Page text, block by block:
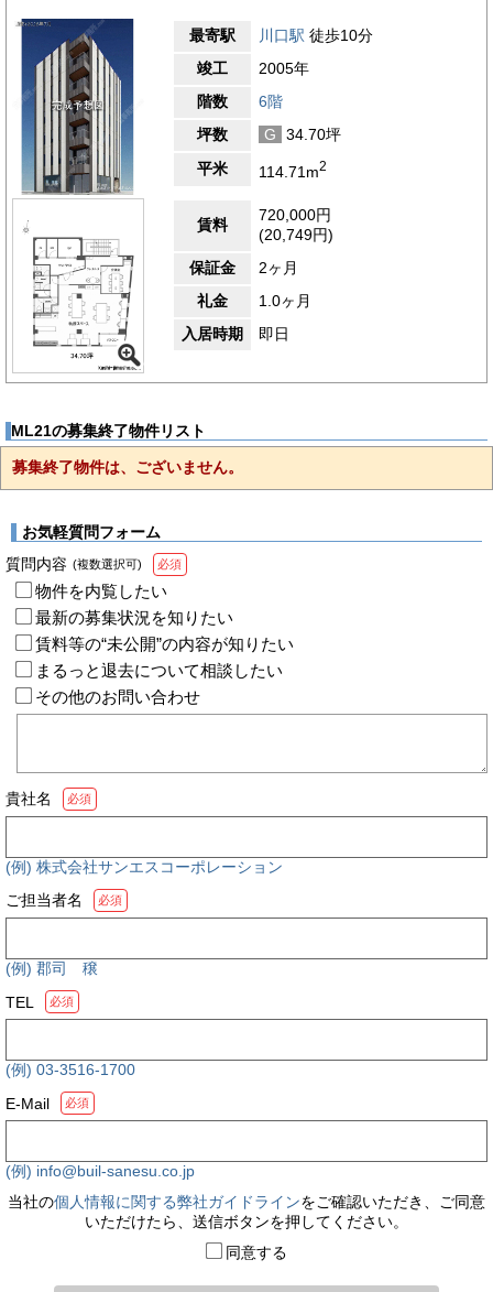
最寄駅 川口駅 徒歩10分
竣工
2005年
階数
6階
坪数
G
34.70坪
平米
114.71m2
賃料
720,000円
(20,749円)
保証金
2ヶ月
礼金
1.0ヶ月
入居時期
即日
ML21の募集終了物件リスト
募集終了物件は、ございません。
お気軽質問フォーム
質問内容 (複数選択可) 必須
物件を内覧したい
最新の募集状況を知りたい
賃料等の“未公開”の内容が知りたい
まるっと退去について相談したい
その他のお問い合わせ
貴社名 必須
(例) 株式会社サンエスコーポレーション
ご担当者名
必須
(例) 郡司 穣
TEL
必須
(例) 03-3516-1700
E-Mail
必須
(例) info@buil-sanesu.co.jp
当社の個人情報に関する弊社ガイドラインをご確認いただき、ご同意
いただけたら、送信ボタンを押してください。
同意する